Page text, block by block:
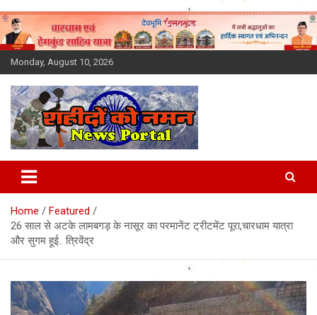
Skip
to
content
Monday, August 10, 2026
Latest News Today, Breaking
News, Uttarakhand News in
Hindi
Home
Featured
26 साल से अटके लामबगड़ के नासूर का परमानेंट ट्रीटमेंट पूरा,चारधाम यात्रा
और सुगम हूई.. त्रिवेंद्र